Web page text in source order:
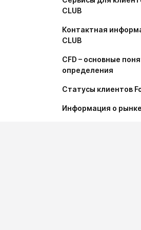
CLUB
Контактная
CLUB
CFD – основные
определения
Статусы клиентов
Информация о